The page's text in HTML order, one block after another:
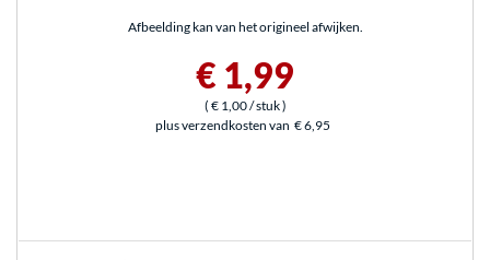
Afbeelding kan van het origineel afwijken.
€ 1,99
( € 1,00/ stuk)
plus verzendkosten van € 6,95